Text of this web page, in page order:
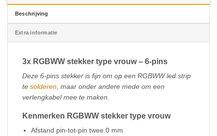
Beschrijving
Extra informatie
3x RGBWW stekker type vrouw – 6-pins
Deze 6-pins stekker is fijn om op een RGBWW led strip
te solderen , maar onder andere mede om een
verlengkabel mee te maken.
Kenmerken RGBWW stekker type vrouw
Afstand pin-tot-pin twee.0 mm